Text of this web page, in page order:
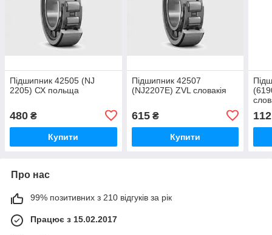
Підшипник 42505 (NJ
2205) СХ польща
480 ₴
Купити
Підшипник 42507
(NJ2207E) ZVL словакія
615₴
Купити
112
Про нас
99% позитивних з 210 відгуків за рік
Працює з 15.02.2017